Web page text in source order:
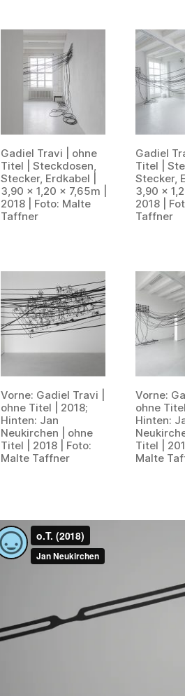
Gadiel Travi | ohne
Titel | Steckdosen,
Stecker, Erdkabel |
3,90 x 1,20 x 7,65m |
2018 | Foto: Malte
Taffner
Gadiel
Titel |
Stecker,
3,90 x
2018 |
Taffner
Vorne: Gadiel Travi |
ohne Titel | 2018;
Hinten: Jan
Neukirchen | ohne
Titel | 2018 | Foto:
Malte Taffner
Vorne:
ohne
Hinten:
Titel |
Malte